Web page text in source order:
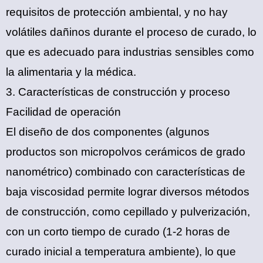
requisitos de protección ambiental, y no hay
volátiles dañinos durante el proceso de curado, lo
que es adecuado para industrias sensibles como
la alimentaria y la médica.
3. Características de construcción y proceso
Facilidad de operación
El diseño de dos componentes (algunos
productos son micropolvos cerámicos de grado
nanométrico) combinado con características de
baja viscosidad permite lograr diversos métodos
de construcción, como cepillado y pulverización,
con un corto tiempo de curado (1-2 horas de
curado inicial a temperatura ambiente), lo que